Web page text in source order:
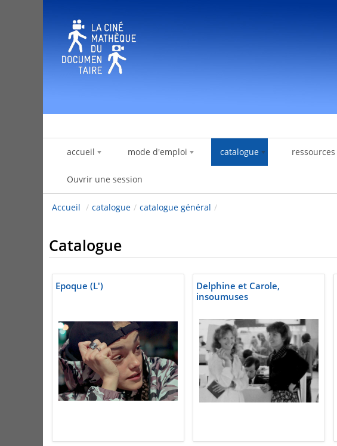
accueil mode d'emploi catalogue ressources
Ouvrir une session
Accueil / catalogue / catalogue général /
Catalogue
Epoque (L')
Delphine et Carole,
insoumuses